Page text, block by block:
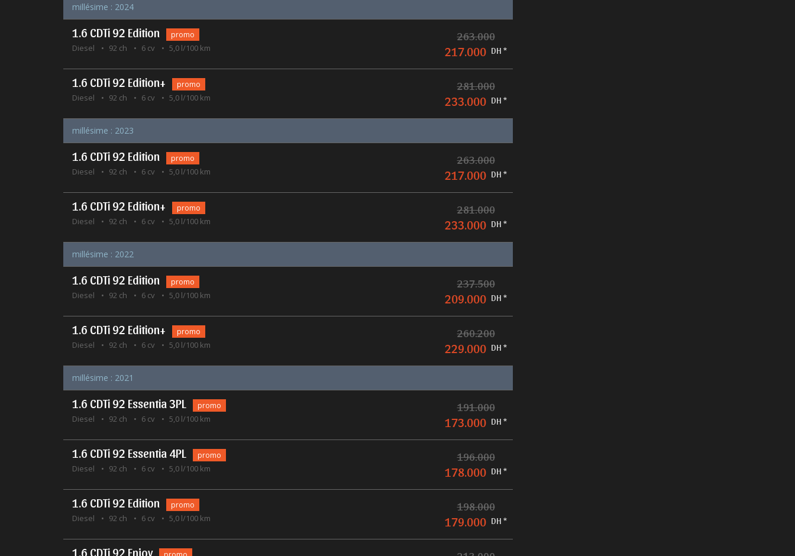
millésime : 2024
1.6 CDTi 92 Edition promo
Diesel 92 ch 6 cv 5,0 l/100 km
263.000
217.000 DH *
1.6 CDTi 92 Edition+ promo
Diesel 92 ch 6 cv 5,0 l/100 km
281.000
233.000 DH *
millésime : 2023
1.6 CDTi 92 Edition promo
Diesel 92 ch 6 cv 5,0 l/100 km
263.000
217.000 DH *
1.6 CDTi 92 Edition+ promo
Diesel 92 ch 6 cv 5,0 l/100 km
281.000
233.000 DH *
millésime : 2022
1.6 CDTi 92 Edition promo
Diesel 92 ch 6 cv 5,0 l/100 km
237.500
209.000 DH *
1.6 CDTi 92 Edition+ promo
Diesel 92 ch 6 cv 5,0 l/100 km
260.200
229.000 DH *
millésime : 2021
1.6 CDTi 92 Essentia 3PL promo
Diesel 92 ch 6 cv 5,0 l/100 km
191.000
173.000 DH *
1.6 CDTi 92 Essentia 4PL promo
Diesel 92 ch 6 cv 5,0 l/100 km
196.000
178.000 DH *
1.6 CDTi 92 Edition promo
Diesel 92 ch 6 cv 5,0 l/100 km
198.000
179.000 DH *
1.6 CDTi 92 Enjoy